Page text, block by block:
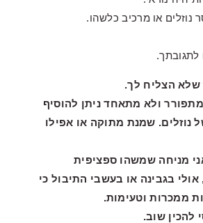
נוזלים או מרכיב כלשהו.
הצליח לך.
ולא מתאחד ניתן להוסיף
נוזלים. שמנת מתוקה או אפילו
מניחה שמשהו ספציפית
בגבינה או בעשבי התיבול כי
ממכרות וטעימות.
שוב.